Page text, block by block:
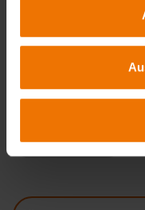
Zusätzlich werden die
Bestellung ein
HFMI Treatment“
Zurück